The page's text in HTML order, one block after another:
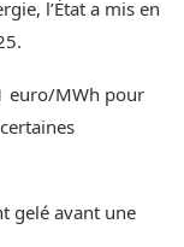
l’État a mis en
euro/MWh pour
gelé avant une